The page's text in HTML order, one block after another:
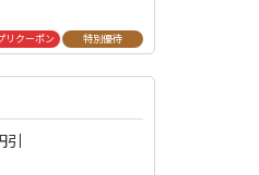
リクーポン 特別優待
引